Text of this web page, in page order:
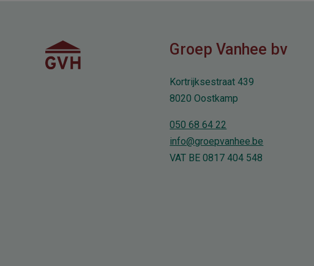
Groep Vanhee bv
Kortrijksestraat 439
8020 Oostkamp
050 68 64 22
info@groepvanhee.be
VAT BE 0817 404 548